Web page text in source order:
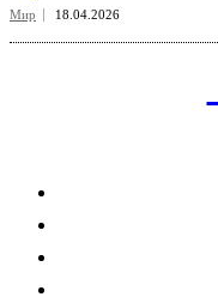
Мир 18.04.2026